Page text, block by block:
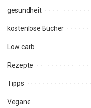
gesundheit
kostenlose Bücher
Low carb
Rezepte
Tipps
Vegane